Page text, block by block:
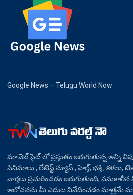
Google News – Telugu World Now
మా వెబ్ సైట్ లో ప్రస్తుతం జరుగుతున్న
సినిమాలు , లేటెస్ట్ న్యూస్ , హెల్త్, భక్తి , కళలు,
వార్తలు ప్రచురించడం జరుగుతుంది,
ఆలోచనను మీ ఎదుట నివేదించడం మాత్రమే